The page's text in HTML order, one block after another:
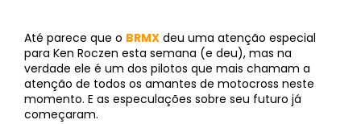
Até parece que o BRMX deu uma atenção especial
para Ken Roczen esta semana (e deu), mas na
verdade ele é um dos pilotos que mais chamam a
atenção de todos os amantes de motocross neste
momento. E as especulações sobre seu futuro já
começaram.